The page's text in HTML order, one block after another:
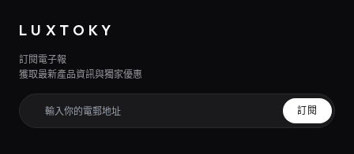
LUXTOKY
訂閱電子報
獲取最新產品資訊與獨家優惠
訂閱